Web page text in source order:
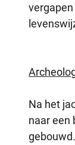
Na het
naar een